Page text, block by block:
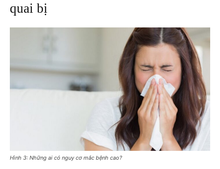
quai bị
Hình 3: Những ai có nguy cơ mắc bệnh cao?